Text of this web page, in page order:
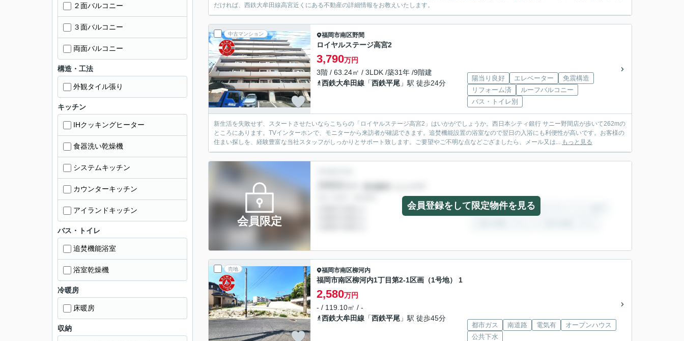
だければ、西鉄大牟田線高宮近くにある不動産の詳細情報をお教えいたします。
中古マンション 福岡市南区野間
ロイヤルステージ高宮2
3,790万円
3階 / 63.24㎡ / 3LDK /築31年 /9階建
西鉄大牟田線 「西鉄平尾 」駅 徒歩24分
陽当り良好 エレベーター
免震構造
リフォーム済
ルーフバルコニー
バス・トイレ別
新生活を失敗せず、スタートさせたいならこちらの「ロイヤルステージ高宮2」はいかがでしょうか。西日本シティ銀行 サニー野間店が歩いて262mの
ところにあります。TVインターホンで、モニターから来訪者が確認できます。追焚機能設置の浴室なので翌日の入浴にも利便性が高いです。お客様の
住まい探しを、経験豊富な当社スタッフがしっかりとサポート致します。ご要望やご不明な点などござましたら、メール又は... もっと見る
会員限定
会員登録をして限定物件を見る
売地 福岡市南区柳河内
福岡市南区柳河内1丁目第2-1区画（1号地） 1
2,580万円
- / 119.10㎡ / -
西鉄大牟田線 「西鉄平尾 」駅 徒歩45分
都市ガス 南道路 電気有
オープンハウス
公共下水
２面バルコニー
３面バルコニー
両面バルコニー
構造・工法
外観タイル張り
キッチン
IHクッキングヒーター
食器洗い乾燥機
システムキッチン
カウンターキッチン
アイランドキッチン
バス・トイレ
追焚機能浴室
浴室乾燥機
冷暖房
床暖房
収納